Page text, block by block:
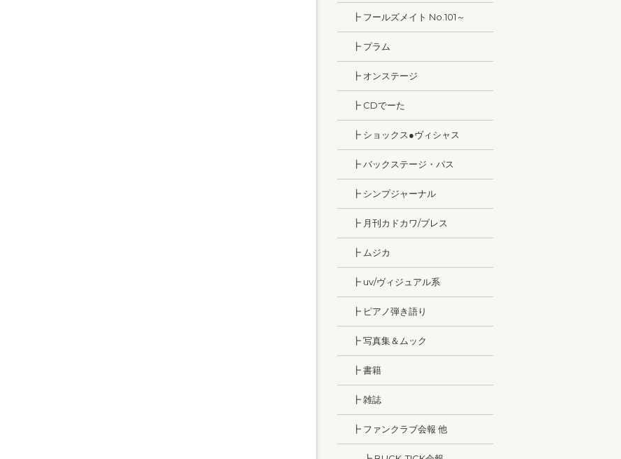
┣ フールズメイト No.101～
┣ プラム
┣ オンステージ
┣ CDでーた
┣ ショックス●ヴィシャス
┣ バックステージ・パス
┣ シンプジャーナル
┣ 月刊カドカワ/ブレス
┣ ムジカ
┣ uv/ヴィジュアル系
┣ ピアノ弾き語り
┣ 写真集＆ムック
┣ 書籍
┣ 雑誌
┣ ファンクラブ会報 他